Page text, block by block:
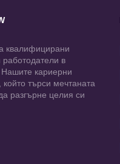
квалифицирани
в
кариерни
който търси мечтаната
разгърне целия си